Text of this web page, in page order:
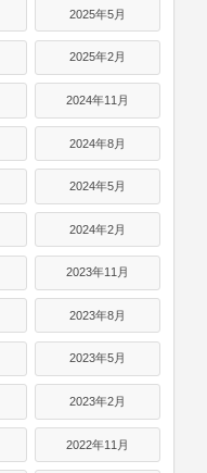
2025年5月
2025年2月
2024年11月
2024年8月
2024年5月
2024年2月
2023年11月
2023年8月
2023年5月
2023年2月
2022年11月